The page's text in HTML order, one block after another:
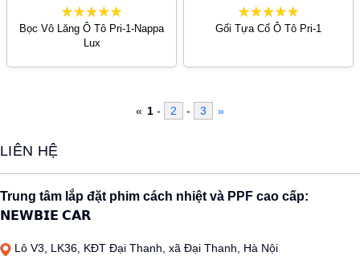
Bọc Vô Lăng Ô Tô Pri-1-Nappa
Lux
Gối Tựa Cổ Ô Tô Pri-1
« 1 - 2 - 3 »
LIÊN HỆ
Trung tâm lắp đặt phim cách nhiệt và PPF cao cấp:
𝗡𝗘𝗪𝗕𝗜𝗘 𝗖𝗔𝗥
Lô V3, LK36, KĐT Đại Thanh, xã Đại Thanh, Hà Nội